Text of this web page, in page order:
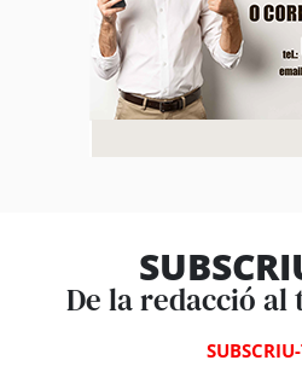
De la redacció